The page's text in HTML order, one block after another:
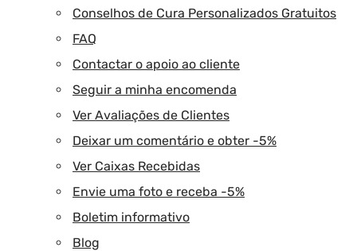
Conselhos de Cura Personalizados Gratuitos
FAQ
Contactar o apoio ao cliente
Seguir a minha encomenda
Ver Avaliações de Clientes
Deixar um comentário e obter -5%
Ver Caixas Recebidas
Envie uma foto e receba -5%
Boletim informativo
Blog